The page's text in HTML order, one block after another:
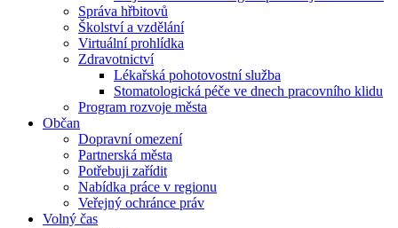
Správa hřbitovů
Školství a vzdělání
Virtuální prohlídka
Zdravotnictví
Lékařská pohotovostní služba
Stomatologická péče ve dnech pracovního klidu
Program rozvoje města
Občan
Dopravní omezení
Partnerská města
Potřebuji zařídit
Nabídka práce v regionu
Veřejný ochránce práv
Volný čas